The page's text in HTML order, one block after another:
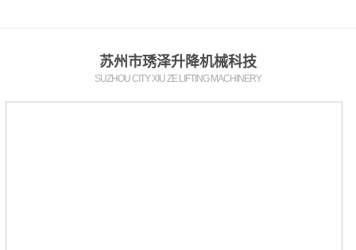
苏州市琇泽升降机械科技
SUZHOU CITY XIU ZE LIFTING MACHINERY